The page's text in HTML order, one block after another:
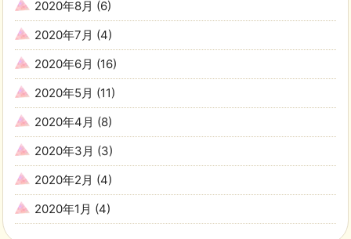
2020年8月 (6)
2020年7月 (4)
2020年6月 (16)
2020年5月 (11)
2020年4月 (8)
2020年3月 (3)
2020年2月 (4)
2020年1月 (4)